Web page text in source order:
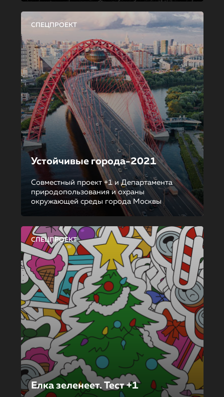
СПЕЦПРОЕКТ
Устойчивые города-2021
Совместный проект +1 и Департамента
природопользования и охраны
окружающей среды города Москвы
СПЕЦПРОЕКТ
Елка зеленеет. Тест +1